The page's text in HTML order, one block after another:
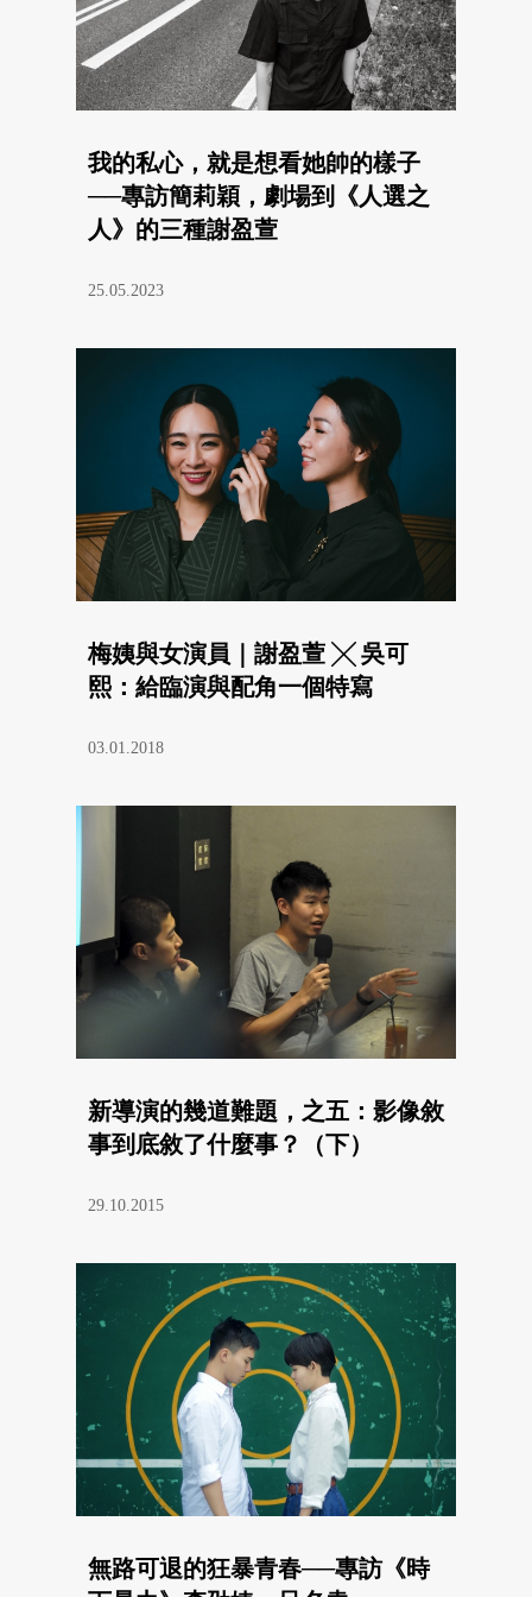
我的私心，就是想看她帥的樣子
──專訪簡莉穎，劇場到《人選之
人》的三種謝盈萱
25.05.2023
梅姨與女演員｜謝盈萱 ╳ 吳可
熙：給臨演與配角一個特寫
03.01.2018
新導演的幾道難題，之五：影像敘
事到底敘了什麼事？（下）
29.10.2015
無路可退的狂暴青春──專訪《時